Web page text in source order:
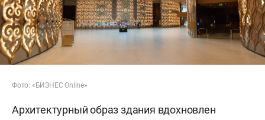
Фото: «БИЗНЕС Online»
Архитектурный образ здания вдохновлен